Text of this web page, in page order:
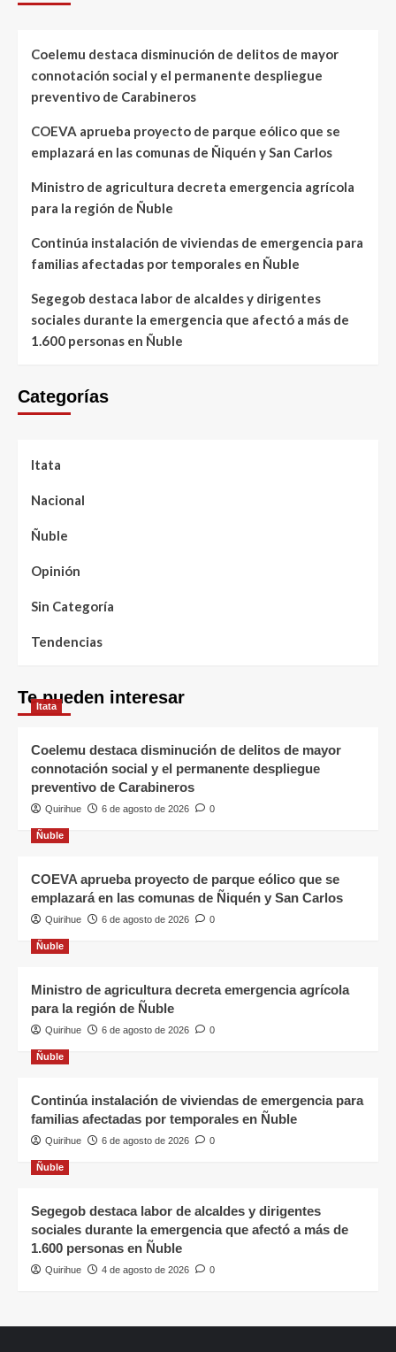
Coelemu destaca disminución de delitos de mayor
connotación social y el permanente despliegue
preventivo de Carabineros
COEVA aprueba proyecto de parque eólico que se
emplazará en las comunas de Ñiquén y San Carlos
Ministro de agricultura decreta emergencia agrícola
para la región de Ñuble
Continúa instalación de viviendas de emergencia para
familias afectadas por temporales en Ñuble
Segegob destaca labor de alcaldes y dirigentes
sociales durante la emergencia que afectó a más de
1.600 personas en Ñuble
Categorías
Itata
Nacional
Ñuble
Opinión
Sin Categoría
Tendencias
Te pueden interesar
Itata
Coelemu destaca disminución de delitos de mayor
connotación social y el permanente despliegue
preventivo de Carabineros
Quirihue 6 de agosto de 2026 0
Ñuble
COEVA aprueba proyecto de parque eólico que se
emplazará en las comunas de Ñiquén y San Carlos
Quirihue 6 de agosto de 2026 0
Ñuble
Ministro de agricultura decreta emergencia agrícola
para la región de Ñuble
Quirihue 6 de agosto de 2026 0
Ñuble
Continúa instalación de viviendas de emergencia para
familias afectadas por temporales en Ñuble
Quirihue 6 de agosto de 2026 0
Ñuble
Segegob destaca labor de alcaldes y dirigentes
sociales durante la emergencia que afectó a más de
1.600 personas en Ñuble
Quirihue 4 de agosto de 2026 0